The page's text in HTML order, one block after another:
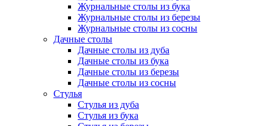
Журнальные столы из бука
Журнальные столы из березы
Журнальные столы из сосны
Дачные столы
Дачные столы из дуба
Дачные столы из бука
Дачные столы из березы
Дачные столы из сосны
Стулья
Стулья из дуба
Стулья из бука